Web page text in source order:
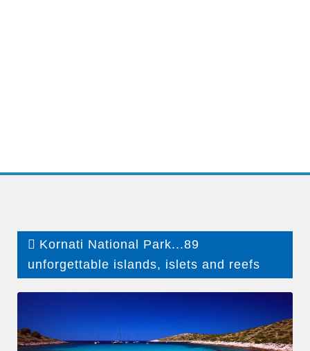
Kornati National Park...89
unforgettable islands, islets and reefs